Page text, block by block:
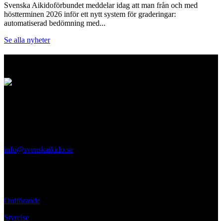
Svenska Aikidoförbundet meddelar idag att man från och med
höstterminen 2026 inför ett nytt system för graderingar:
automatiserad bedömning med...
Se alla nyheter
info@svenskaikido.se
Ordförande
Styrelse